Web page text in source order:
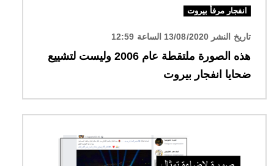
انفجار مرفأ بيروت
تاريخ النشر 13/08/2020 الساعة 12:59
هذه الصورة ملتقطة عام 2006 وليست لتشييع
ضحايا انفجار بيروت